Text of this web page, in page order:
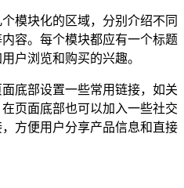
模块化的区域，分别介绍不同
容。每个模块都应有一个标题
户浏览和购买的兴趣。
底部设置一些常用链接，如关
页面底部也可以加入一些社交
方便用户分享产品信息和直接